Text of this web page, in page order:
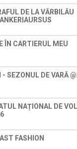
DE LA VĂRBILĂU
ÎN CARTIERUL MEU
- SEZONUL DE VARĂ
NAȚIONAL DE
FASHION